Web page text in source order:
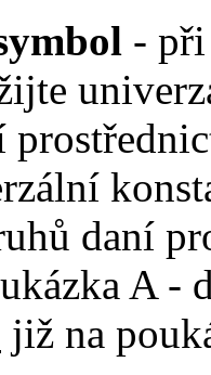
-
daní
A -
již na